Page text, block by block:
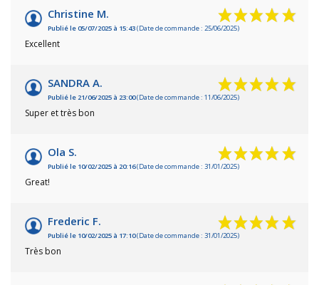
Christine M.
Publié le 05/07/2025 à 15:43(Date de commande : 25/06/2025)
Excellent
SANDRA A.
Publié le 21/06/2025 à 23:00(Date de commande : 11/06/2025)
Super et très bon
Ola S.
Publié le 10/02/2025 à 20:16(Date de commande : 31/01/2025)
Great!
Frederic F.
Publié le 10/02/2025 à 17:10(Date de commande : 31/01/2025)
Très bon